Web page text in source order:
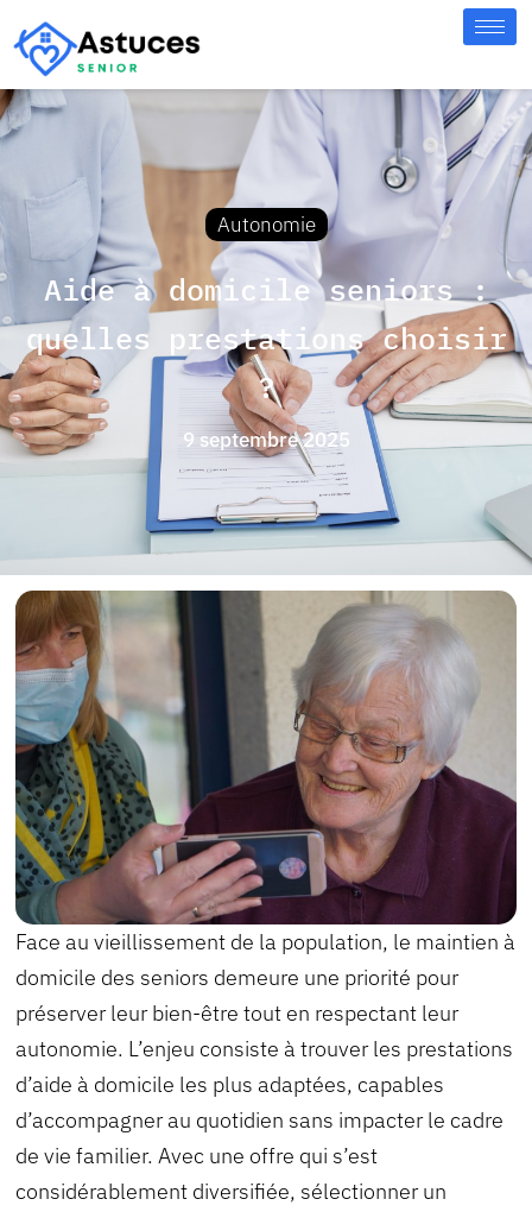
Autonomie
Aide à domicile seniors :
quelles prestations choisir
?
9 septembre 2025
Face au vieillissement de la population, le maintien à
domicile des seniors demeure une priorité pour
préserver leur bien-être tout en respectant leur
autonomie. L’enjeu consiste à trouver les prestations
d’aide à domicile les plus adaptées, capables
d’accompagner au quotidien sans impacter le cadre
de vie familier. Avec une offre qui s’est
considérablement diversifiée, sélectionner un